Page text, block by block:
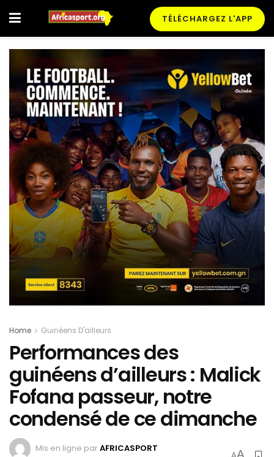
TÉLÉCHARGEZ L'APP
Home Guinéens D'ailleurs
Performances des
guinéens d’ailleurs : Malick
Fofana passeur, notre
condensé de ce dimanche
Mis en ligne parAFRICASPORT
A